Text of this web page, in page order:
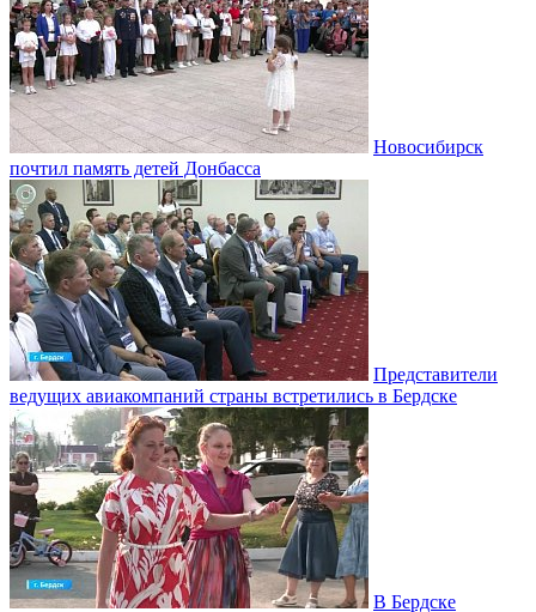
Новосибирск
почтил память детей Донбасса
Представители
ведущих авиакомпаний страны встретились в Бердске
В Бердске